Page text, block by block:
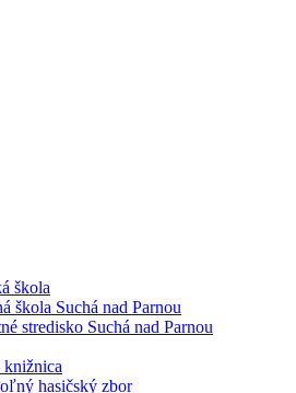
škola
škola Suchá nad Parnou
stredisko Suchá nad Parnou
knižnica
hasičský zbor